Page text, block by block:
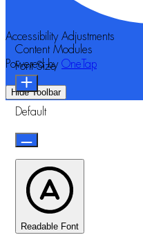
Accessibility Adjustments
Powered by OneTap
Hide Toolbar
Content Modules
Font Size
Default
Readable Font